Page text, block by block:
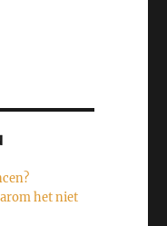
het niet